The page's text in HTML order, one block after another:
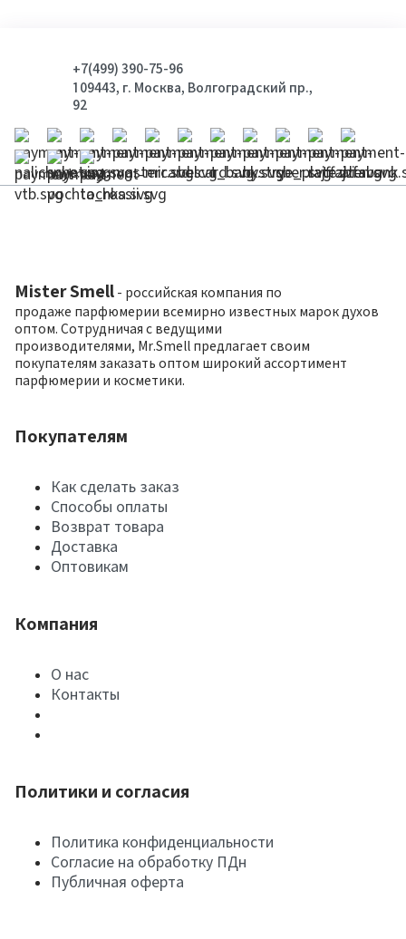
+7(499) 390-75-96
109443, г. Москва, Волгоградский пр.,
92
Mister Smell - российская компания по
продаже парфюмерии всемирно известных марок духов
оптом. Сотрудничая с ведущими
производителями, Mr.Smell предлагает своим
покупателям заказать оптом широкий ассортимент
парфюмерии и косметики.
Покупателям
Как сделать заказ
Способы оплаты
Возврат товара
Доставка
Оптовикам
Компания
О нас
Контакты
Политики и согласия
Политика конфиденциальности
Согласие на обработку ПДн
Публичная оферта